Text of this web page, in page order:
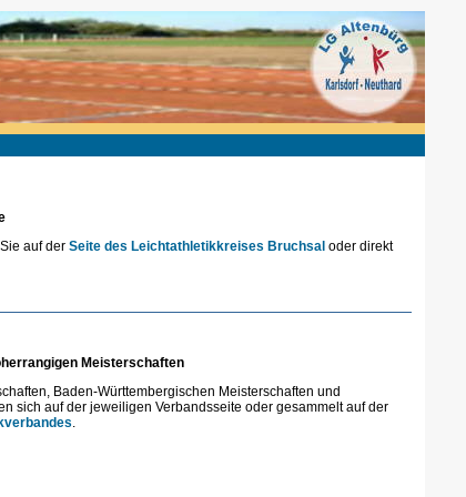
auf der Seite des Leichtathletikkreises Bruchsal oder direkt
Meisterschaften
Baden-Württembergischen Meisterschaften und
sich auf der jeweiligen Verbandsseite oder gesammelt auf der
.